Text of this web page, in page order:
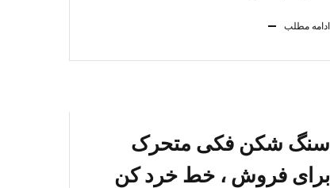
ادامه مطلب
سنگ شکن فکی متحرک
برای فروش ، خط خرد کن